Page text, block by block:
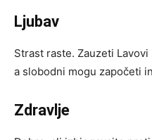
Ljubav
Strast raste. Zauzeti
a slobodni mogu započeti
Zdravlje